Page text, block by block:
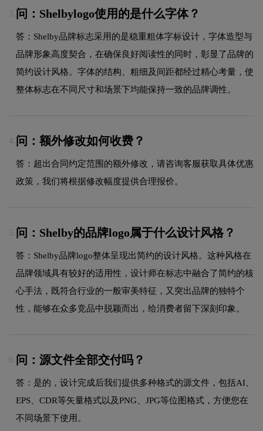
3. 问：Shelbylogo使用的是什么字体？
答：Shelby品牌标志采用的是稳重粗体字标设计，字体造型与
品牌形象高度契合，在确保良好阅读性的同时，彰显了品牌的
简约设计风格。字体的结构、粗细及间距都经过精心考量，使
整体标志在不同尺寸和场景下均能保持一致的品牌调性。
4. 问：额外修改如何收费？
答：超出合同约定范围的额外修改，请咨询客服获取具体优惠
政策，我们将根据修改幅度提供合理报价。
5. 问：Shelby的品牌logo属于什么设计风格？
答：Shelby品牌logo整体呈现出简约的设计风格。这种风格在
品牌领域具有较好的适用性，设计师在标志中融合了简约的核
心手法，既符合行业的一般审美特征，又突出品牌的独特个
性，能够在众多竞品中脱颖而出，给消费者留下深刻印象。
6. 问：源文件全部交付吗？
答：是的，设计完成后我们提供多种格式的源文件，包括AI、
EPS、CDR等矢量格式以及PNG、JPG等位图格式，方便您在
不同场景下使用。